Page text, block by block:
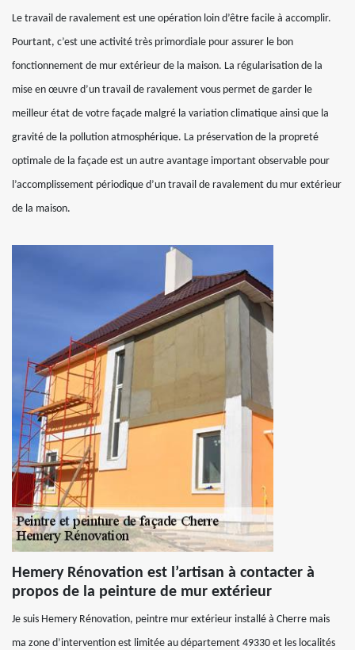
Le travail de ravalement est une opération loin d’être facile à accomplir.
Pourtant, c’est une activité très primordiale pour assurer le bon
fonctionnement de mur extérieur de la maison. La régularisation de la
mise en œuvre d’un travail de ravalement vous permet de garder le
meilleur état de votre façade malgré la variation climatique ainsi que la
gravité de la pollution atmosphérique. La préservation de la propreté
optimale de la façade est un autre avantage important observable pour
l’accomplissement périodique d’un travail de ravalement du mur extérieur
de la maison.
Hemery Rénovation est l’artisan à contacter à
propos de la peinture de mur extérieur
Je suis Hemery Rénovation, peintre mur extérieur installé à Cherre mais
ma zone d’intervention est limitée au département 49330 et les localités